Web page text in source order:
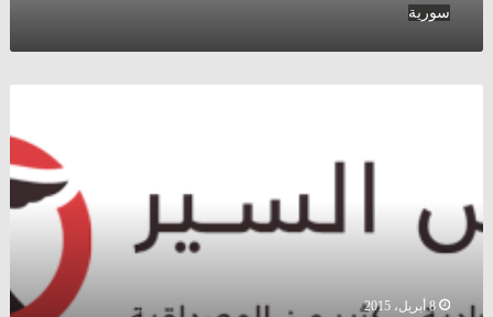
سورية
في
السعودية
مستوى 8 أبريل، 2015